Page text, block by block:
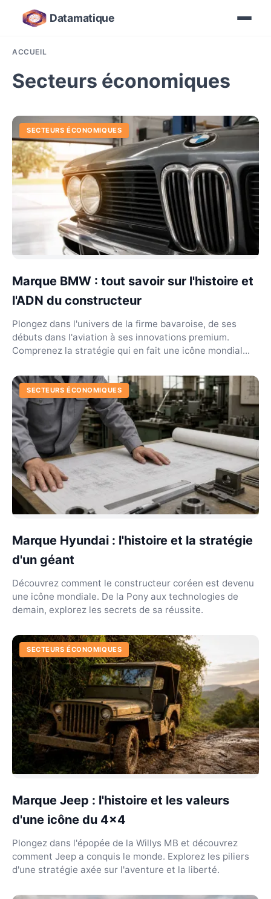
Datamatique
ACCUEIL
Secteurs économiques
SECTEURS ÉCONOMIQUES
Marque BMW : tout savoir sur l'histoire et
l'ADN du constructeur
Plongez dans l'univers de la firme bavaroise, de ses
débuts dans l'aviation à ses innovations premium.
Comprenez la stratégie qui en fait une icône mondial...
SECTEURS ÉCONOMIQUES
Marque Hyundai : l'histoire et la stratégie
d'un géant
Découvrez comment le constructeur coréen est devenu
une icône mondiale. De la Pony aux technologies de
demain, explorez les secrets de sa réussite.
SECTEURS ÉCONOMIQUES
Marque Jeep : l'histoire et les valeurs
d'une icône du 4x4
Plongez dans l'épopée de la Willys MB et découvrez
comment Jeep a conquis le monde. Explorez les piliers
d'une stratégie axée sur l'aventure et la liberté.